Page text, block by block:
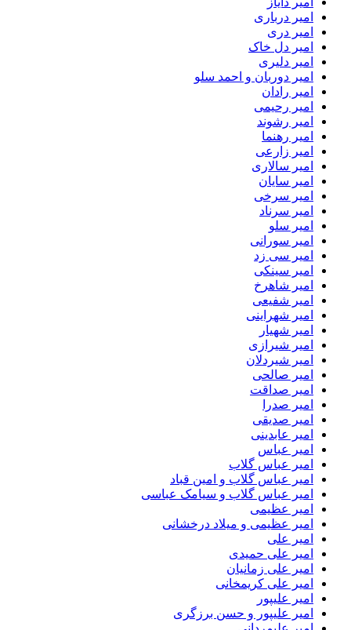
امیر درباری
امیر دری
امیر دل خاک
امیر دلیری
امیر دوربان و احمد سلو
امیر رادان
امیر رحیمی
امیر رشوند
امیر رهنما
امیر زارعی
امیر سالاری
امیر سایان
امیر سرخی
امیر سرناد
امیر سلو
امیر سورانی
امیر سی زد
امیر سینکی
امیر شاهرخ
امیر شفیعی
امیر شهراینی
امیر شهیار
امیر شیرازی
امیر شیردلان
امیر صالحی
امیر صداقت
امیر صدرا
امیر صدیقی
امیر عابدینی
امیر عباس
امیر عباس گلاب
امیر عباس گلاب و امین قباد
امیر عباس گلاب و سیامک عباسی
امیر عظیمی
امیر عظیمی و میلاد درخشانی
امیر علی
امیر علی حمیدی
امیر علی زمانیان
امیر علی کریمخانی
امیر علیپور
امیر علیپور و حسن برزگری